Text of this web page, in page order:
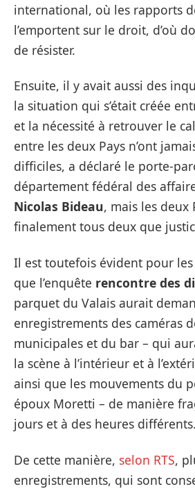
international, où les rapports
l’emportent sur le droit, d’où
de résister.
Ensuite, il y avait aussi des
la situation qui s’était créée
et la nécessité à retrouver le
entre les deux Pays n’ont
difficiles, a déclaré le porte-
département fédéral des
Nicolas Bideau, mais les deux
finalement tous deux que
Il est toutefois évident pour
que l’enquête rencontre des
parquet du Valais aurait
enregistrements des caméras
municipales et du bar – qui
la scène à l’intérieur et à
ainsi que les mouvements du
époux Moretti – de manière
jours et à des heures différents.
De cette manière, selon RTS,
enregistrements, qui sont